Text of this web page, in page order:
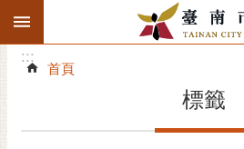
跳到主要內容區塊
搜
階
:::
:::
首頁
標籤